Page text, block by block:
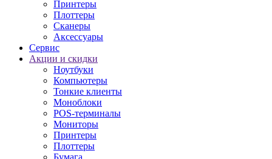
Принтеры
Плоттеры
Сканеры
Аксессуары
Сервис
Акции и скидки
Ноутбуки
Компьютеры
Тонкие клиенты
Моноблоки
POS-терминалы
Мониторы
Принтеры
Плоттеры
Бумага